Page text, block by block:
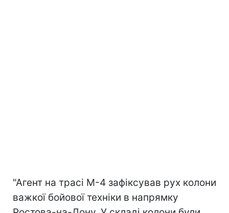
"Агент на трасі М-4 зафіксував рух колони
важкої бойової техніки в напрямку